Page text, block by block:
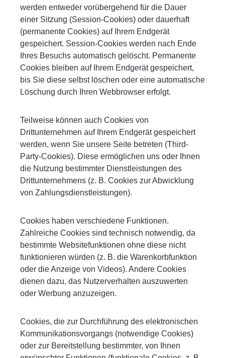
werden entweder vorübergehend für die Dauer
einer Sitzung (Session-Cookies) oder dauerhaft
(permanente Cookies) auf Ihrem Endgerät
gespeichert. Session-Cookies werden nach Ende
Ihres Besuchs automatisch gelöscht. Permanente
Cookies bleiben auf Ihrem Endgerät gespeichert,
bis Sie diese selbst löschen oder eine automatische
Löschung durch Ihren Webbrowser erfolgt.
Teilweise können auch Cookies von
Drittunternehmen auf Ihrem Endgerät gespeichert
werden, wenn Sie unsere Seite betreten (Third-
Party-Cookies). Diese ermöglichen uns oder Ihnen
die Nutzung bestimmter Dienstleistungen des
Drittunternehmens (z. B. Cookies zur Abwicklung
von Zahlungsdienstleistungen).
Cookies haben verschiedene Funktionen.
Zahlreiche Cookies sind technisch notwendig, da
bestimmte Websitefunktionen ohne diese nicht
funktionieren würden (z. B. die Warenkorbfunktion
oder die Anzeige von Videos). Andere Cookies
dienen dazu, das Nutzerverhalten auszuwerten
oder Werbung anzuzeigen.
Cookies, die zur Durchführung des elektronischen
Kommunikationsvorgangs (notwendige Cookies)
oder zur Bereitstellung bestimmter, von Ihnen